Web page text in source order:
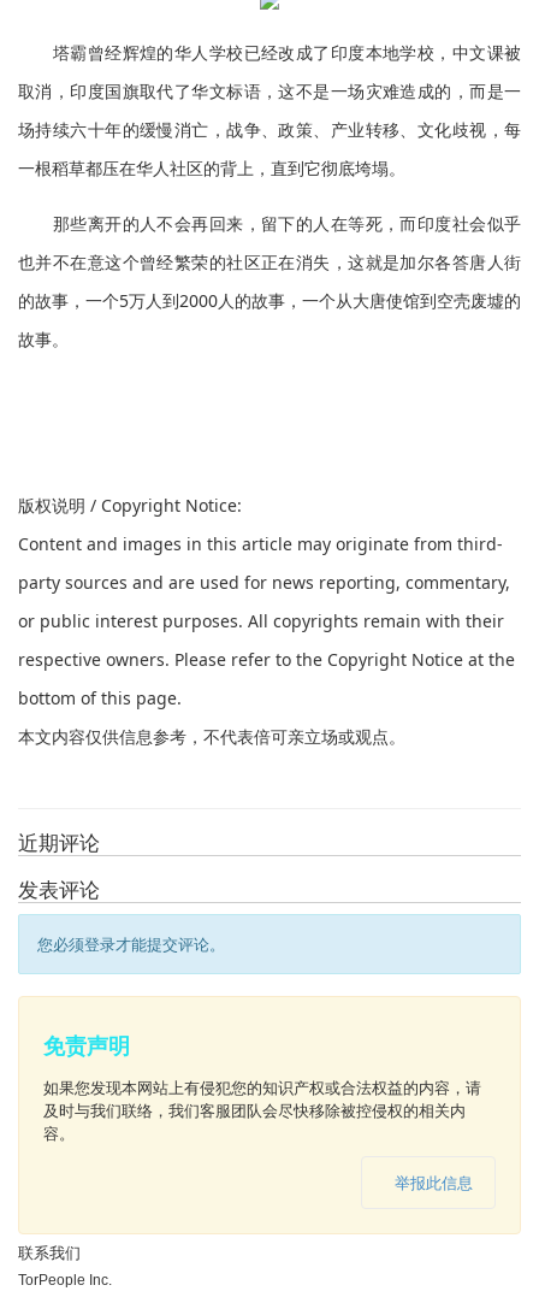
塔霸曾经辉煌的华人学校已经改成了印度本地学校，中文课被
取消，印度国旗取代了华文标语，这不是一场灾难造成的，而是一
场持续六十年的缓慢消亡，战争、政策、产业转移、文化歧视，每
一根稻草都压在华人社区的背上，直到它彻底垮塌。
那些离开的人不会再回来，留下的人在等死，而印度社会似乎
也并不在意这个曾经繁荣的社区正在消失，这就是加尔各答唐人街
的故事，一个5万人到2000人的故事，一个从大唐使馆到空壳废墟的
故事。
版权说明 / Copyright Notice:
Content and images in this article may originate from third-
party sources and are used for news reporting, commentary,
or public interest purposes. All copyrights remain with their
respective owners. Please refer to the Copyright Notice at the
bottom of this page.
本文内容仅供信息参考，不代表倍可亲立场或观点。
近期评论
发表评论
您必须登录才能提交评论。
免责声明
如果您发现本网站上有侵犯您的知识产权或合法权益的内容，请
及时与我们联络，我们客服团队会尽快移除被控侵权的相关内
容。
举报此信息
联系我们
TorPeople Inc.